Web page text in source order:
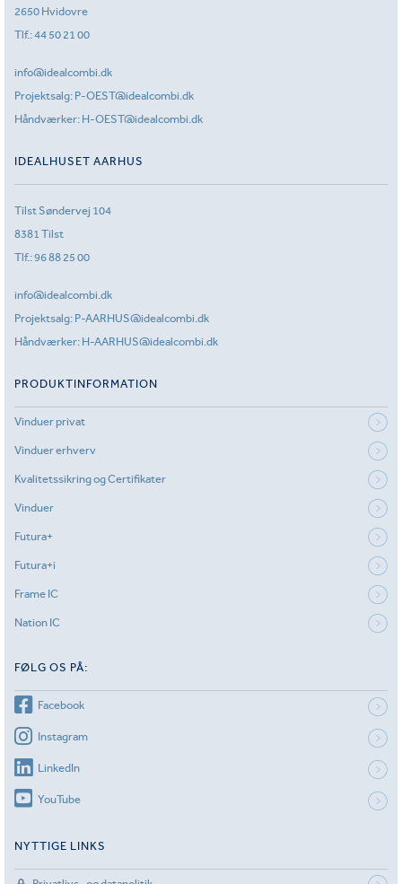
2650 Hvidovre
Tlf.:44 50 21 00
info@idealcombi.dk
Projektsalg: P-OEST@idealcombi.dk
Håndværker: H-OEST@idealcombi.dk
IDEALHUSET AARHUS
Tilst Søndervej 104
8381 Tilst
Tlf.:96 88 25 00
info@idealcombi.dk
Projektsalg: P-AARHUS@idealcombi.dk
Håndværker: H-AARHUS@idealcombi.dk
PRODUKTINFORMATION
Vinduer privat
Vinduer erhverv
Kvalitetssikring og Certifikater
Vinduer
Futura+
Futura+i
Frame IC
Nation IC
FØLG OS PÅ:
Facebook
Instagram
LinkedIn
YouTube
NYTTIGE LINKS